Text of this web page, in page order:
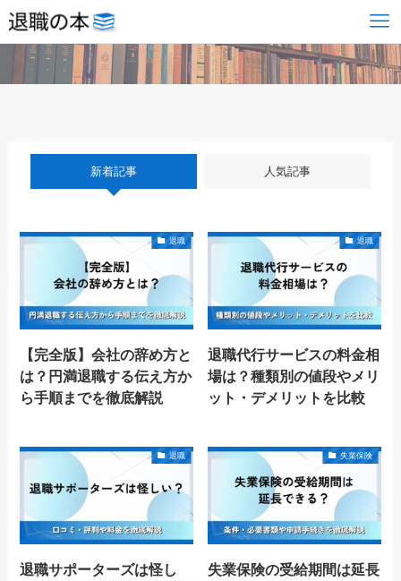
新着記事 人気記事
退職
【完全版】会社の辞め方と
は？円満退職する伝え方か
ら手順までを徹底解説
退職
退職代行サービスの料金相
場は？種類別の値段やメリ
ット・デメリットを比較
退職
退職サポーターズは怪し
失業保険
失業保険の受給期間は延長